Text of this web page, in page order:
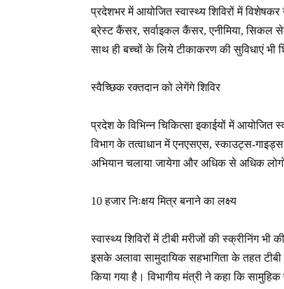
प्रदेशभर में आयोजित स्वास्थ्य शिविरों में
ब्रेस्ट कैंसर, सर्वाइकल कैंसर, एनीमिया, सिकल
साथ ही बच्चों के लिये टीकाकरण की सुविधाएं भी
स्वैच्छिक रक्तदान को लेगेंगे शिविर
प्रदेश के विभिन्न चिकित्सा इकाईयों में आयोजित
विभाग के तत्वाधान में एनएसएस, स्काउट्स-
अभियान चलाया जायेगा और अधिक से अधिक
10 हजार निःक्षय मित्र बनाने का लक्ष्य
स्वास्थ्य शिविरों में टीबी मरीजों की स्क्रीनिंग
इसके अलावा सामुदायिक सहभागिता के तहत टीबी
किया गया है। विभागीय मंत्री ने कहा कि